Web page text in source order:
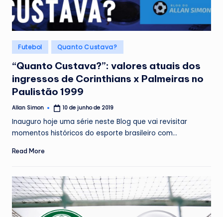
Posted
in
Futebol Quanto Custava?
“Quanto Custava?”: valores atuais dos
ingressos de Corinthians x Palmeiras no
Paulistão 1999
Posted
Allan Simon 10 de junho de 2019
Inauguro hoje uma série neste Blog que vai revisitar
momentos históricos do esporte brasileiro com…
Read More